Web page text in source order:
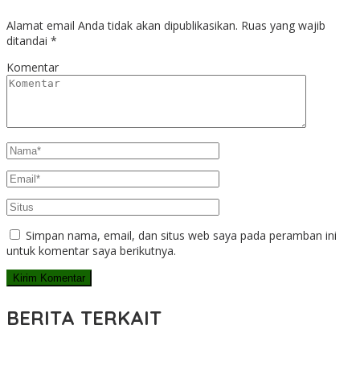
Alamat email Anda tidak akan dipublikasikan. Ruas yang wajib
ditandai *
Komentar
Simpan nama, email, dan situs web saya pada peramban ini
untuk komentar saya berikutnya.
BERITA TERKAIT